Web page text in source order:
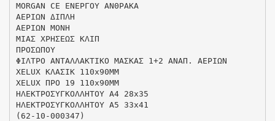
MORGAN CE ΕΝΕΡΓΟΥ ΑΝΘΡΑΚΑ
ΑΕΡΙΩΝ ΔΙΠΛΗ
ΑΕΡΙΩΝ ΜΟΝΗ
ΜΙΑΣ ΧΡΗΣΕΩΣ ΚΛΙΠ
ΠΡΟΣΩΠΟΥ
ΦΙΛΤΡΟ ΑΝΤΑΛΛΑΚΤΙΚΟ ΜΑΣΚΑΣ 1+2 ΑΝΑΠ. ΑΕΡΙΩΝ
XELUX ΚΛΑΣΙΚ 110x90MM
XELUX ΠΡΟ 19 110x90MM
ΗΛΕΚΤΡΟΣΥΓΚΟΛΛΗΤΟΥ Α4 28x35
ΗΛΕΚΤΡΟΣΥΓΚΟΛΛΗΤΟΥ Α5 33x41
(62-10-000347)